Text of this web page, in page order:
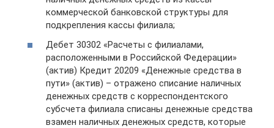
коммерческой банковской структуры для
подкрепления кассы филиала;
Дебет 30302 «Расчеты с филиалами,
расположенными в Российской Федерации»
(актив) Кредит 20209 «Денежные средства в
пути» (актив) – отражено списание наличных
денежных средств с корреспондентского
субсчета филиала списаны денежные средства
взамен наличных денежных средств, которые